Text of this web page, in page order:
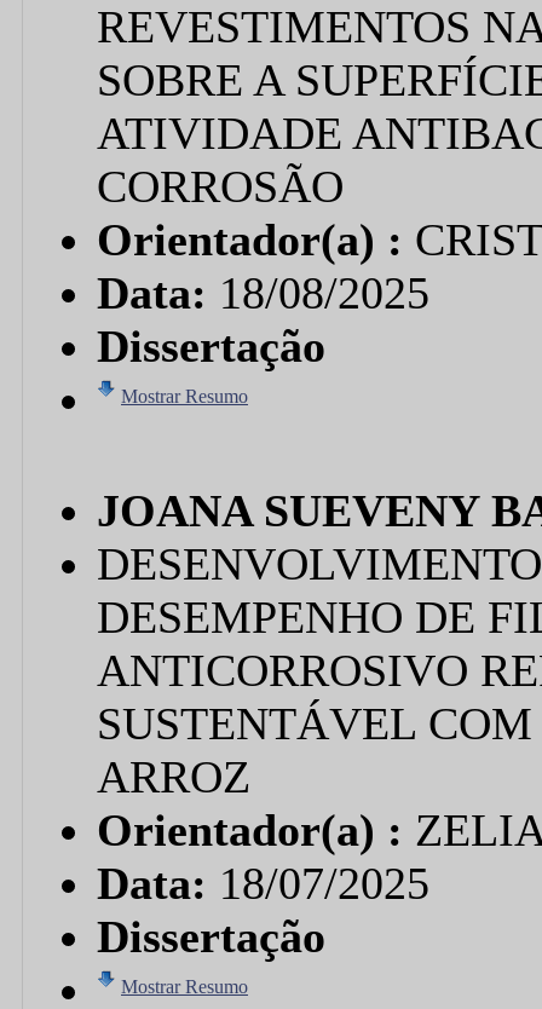
REVESTIMENTOS
SOBRE A
ATIVIDADE
CORROSÃO
Orientador(a) :
Data: 18/08/2025
Dissertação
Mostrar Resumo
JOANA SUEVENY
DESEMPENHO DE
ANTICORROSIVO
SUSTENTÁVEL
ARROZ
Orientador(a) :
Data: 18/07/2025
Dissertação
Mostrar Resumo